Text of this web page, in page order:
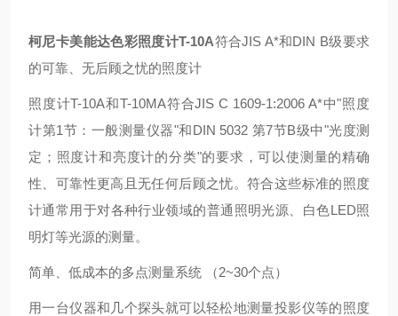
柯尼卡美能达色彩照度计T-10A符合JIS A*和DIN B级要求
的可靠、无后顾之忧的照度计
照度计T-10A和T-10MA符合JIS C 1609-1:2006 A*中"照度
计第1节：一般测量仪器"和DIN 5032 第7节B级中"光度测
定；照度计和亮度计的分类"的要求，可以使测量的精确
性、可靠性更高且无任何后顾之忧。符合这些标准的照度
计通常用于对各种行业领域的普通照明光源、白色LED照
明灯等光源的测量。
简单、低成本的多点测量系统 （2~30个点）
用一台仪器和几个探头就可以轻松地测量投影仪等的照度